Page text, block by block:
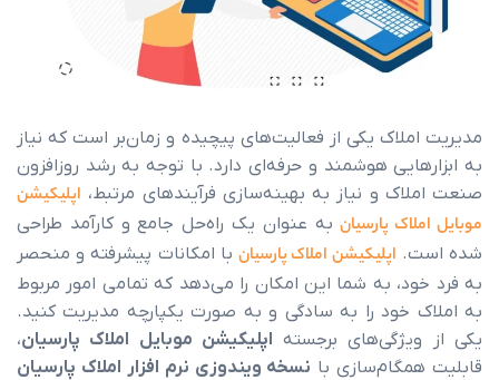
یکی از فعالیت‌های پیچیده و زمان‌بر است که نیاز
هوشمند و حرفه‌ای دارد. با توجه به رشد روزافزون
و نیاز به بهینه‌سازی فرآیندهای مرتبط،اپلیکیشن
پارسیانبه عنوان یک راه‌حل جامع و کارآمد طراحی
اپلیکیشن املاک پارسیان با امکانات پیشرفته و منحصر
به شما این امکان را می‌دهد که تمامی امور مربوط
را به سادگی و به صورت یکپارچه مدیریت کنید.
برجستهاپلیکیشن موبایل املاک پارسیان،
بانسخه ویندوزی نرم افزار املاک پارسیان